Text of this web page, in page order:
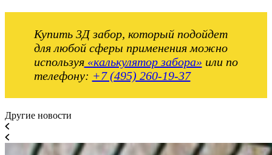
Купить 3Д забор, который подойдет
для любой сферы применения можно
используя«калькулятор забора» или по
телефону: +7 (495) 260-19-37
Другие новости